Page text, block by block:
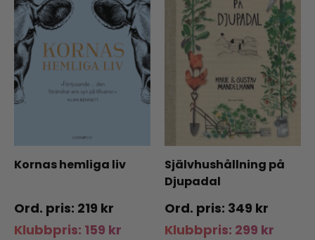
Kornas hemliga liv
219 kr
Klubbpris: 159 kr
Självhushållning på
Djupadal
349 kr
Klubbpris: 299 kr